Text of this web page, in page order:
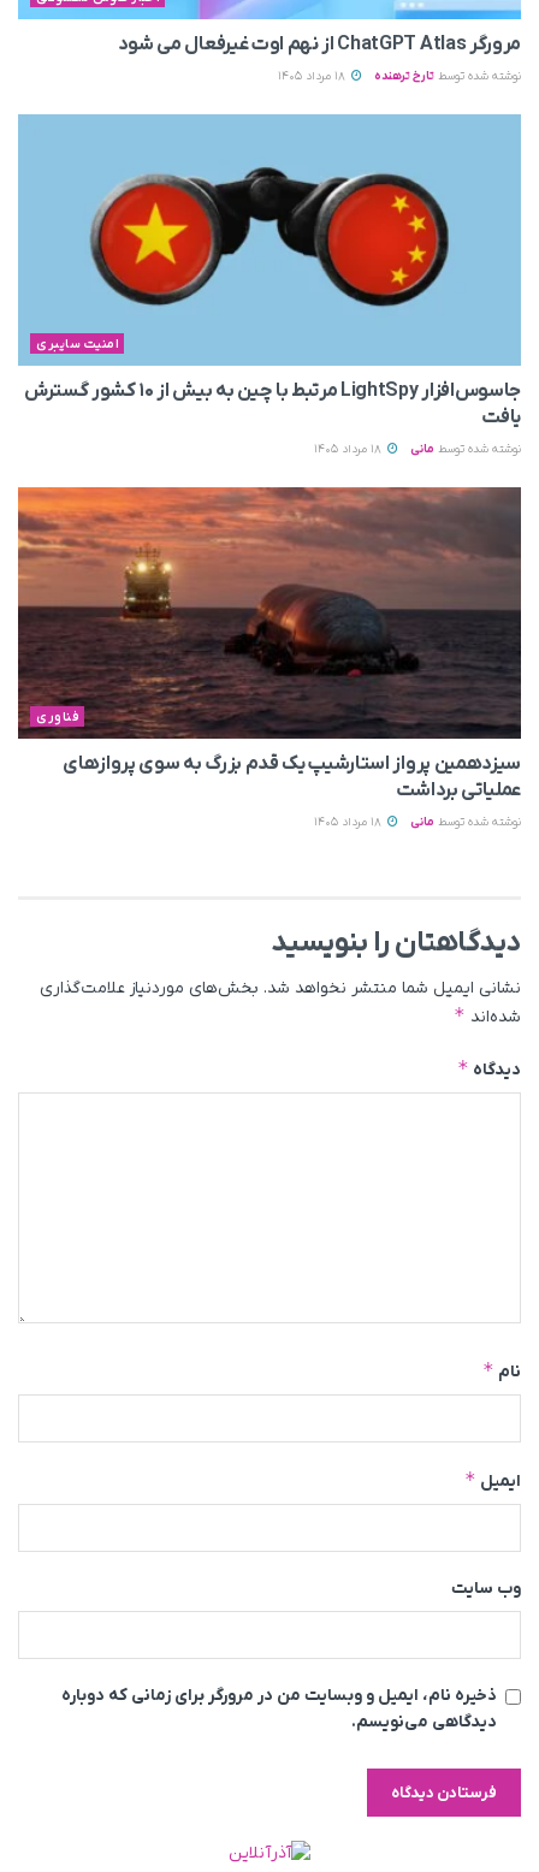
مرورگر ChatGPT Atlas از نهم اوت غیرفعال می‌ شود
نوشته شده توسط تارخ ترهنده
امنیت سایبری
جاسوس‌افزار LightSpy مرتبط با چین به بیش از ۱۰ کشور گسترش
یافت
نوشته شده توسط مانی
فناوری
سیزدهمین پرواز استارشیپ یک قدم بزرگ به سوی پروازهای
عملیاتی برداشت
نوشته شده توسط مانی
دیدگاهتان را بنویسید
نشانی ایمیل شما منتشر نخواهد شد. بخش‌های موردنیاز علامت‌گذاری
شده‌اند *
دیدگاه *
نام *
ایمیل *
وب‌ سایت
ذخیره نام، ایمیل و وبسایت من در مرورگر برای زمانی که دوباره
دیدگاهی می‌نویسم.